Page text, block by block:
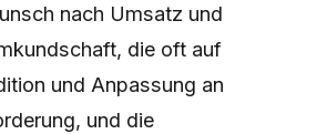
nach Umsatz und
die oft auf
und Anpassung an
und die